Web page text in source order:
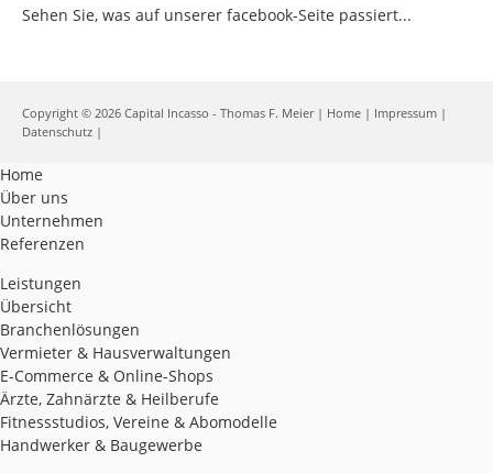
Sehen Sie, was auf unserer facebook-Seite passiert...
Copyright © 2026 Capital Incasso - Thomas F. Meier | Home | Impressum |
Datenschutz |
Home
Über uns
Unternehmen
Referenzen
Leistungen
Übersicht
Branchenlösungen
Vermieter & Hausverwaltungen
E-Commerce & Online-Shops
Ärzte, Zahnärzte & Heilberufe
Fitnessstudios, Vereine & Abomodelle
Handwerker & Baugewerbe